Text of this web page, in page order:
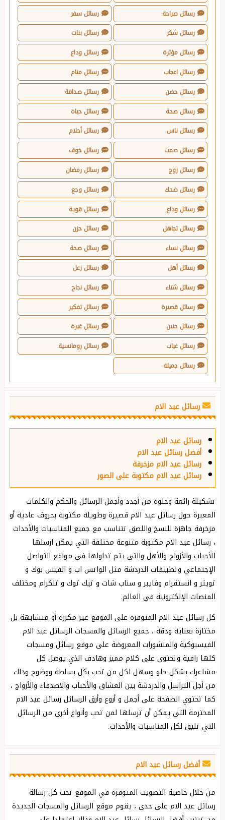
رسائل صراحة
رسائل سفر
رسائل شكر
رسائل بنات
رسائل مؤثرة
رسائل وداع
رسائل اعجاب
رسائل منام
رسائل حضن
رسائل صداقة
رسائل صحة
رسائل حياة
رسائل ناس
رسائل أحلام
رسائل صمت
رسائل خوف
رسائل زوج
رسائل رمضان
رسائل ضحك
رسائل وجع
رسائل وداع
رسائل قوية
رسائل تجاهل
رسائل حزن
رسائل نساء
رسائل صحة
رسائل أهل
رسائل زعل
رسائل شتاء
رسائل نجاح
رسائل قصيرة
رسائل تفكير
رسائل حنين
رسائل غيرة
رسائل غياب
رسائل رومانسية
رسائل جميلة
رسائل عيد الام
رسائل عيد الام
أفضل رسائل عيد الام
رسائل عيد الام مزخرفة
رسائل عيد الام مكتوبة على الصور
تشكيلة رائعة وحلوة من أجدد وأجمل الرسائل والحكم والكلمات
المعبرة حول رسائل عيد الام قصيرة وطويلة مكتوبة بحروف عادية أو
مزخرفة جاهزة للنسخ واللصق تتناسب مع جميع المناسبات والأحداث
، رسائل عيد الام مكتوبة متنوعة مختلفة التي يمكن ارسلها
للأحباب والأزواج والأهل والتي يتم تداولها في مواقع التواصل
الإجتماعي وتطبيقات الدردشة مثل الواتس آب و الفيس بوك و
تويتر و انستقرام وفايبر و سناب شات و تيك توك و تلكرام ومختلف
المنصات الإلكترونية في العالم.
كل رسائل عيد الام المتوفرة على الموقع غير مكررة أو متشابهة بل
مختارة بعناية ودقة ، جميع الرسائل والمسجات الرسائل عيد الام
الفيسبوكية والمنشورات المعروضة على موقع رسائل ومسجات
كلها راقية وتحتوى على كلام مميز وهادف الذي يوصل كل
مشاعرك بشكل ‏حلو وسهل لكل من تحب بكل بساطة ووضوح وذلك
من أجل التراسل والدردشة بين العشاق والأحباب ‏والاصدقاء والأزواج ،
كما تحتوي الصفحة على أجمل و أروع وأرق الرسائل رسائل عيد الام
المحترمة التي يمكن أن ترسلها لمن تحب وأنواع أخرى من الرسائل
التي تليق لكل المناسبات والأحداث.
أفضل رسائل عيد الام
من خلال خاصية التصويت المتوفرة في الموقع تحت كل رسالة
رسائل عيد الام على حدى ، يقوم موقع الرسائل والمسجات الجديدة